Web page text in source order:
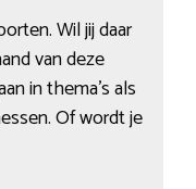
Wil jij daar
van deze
in thema’s als
Of wordt je